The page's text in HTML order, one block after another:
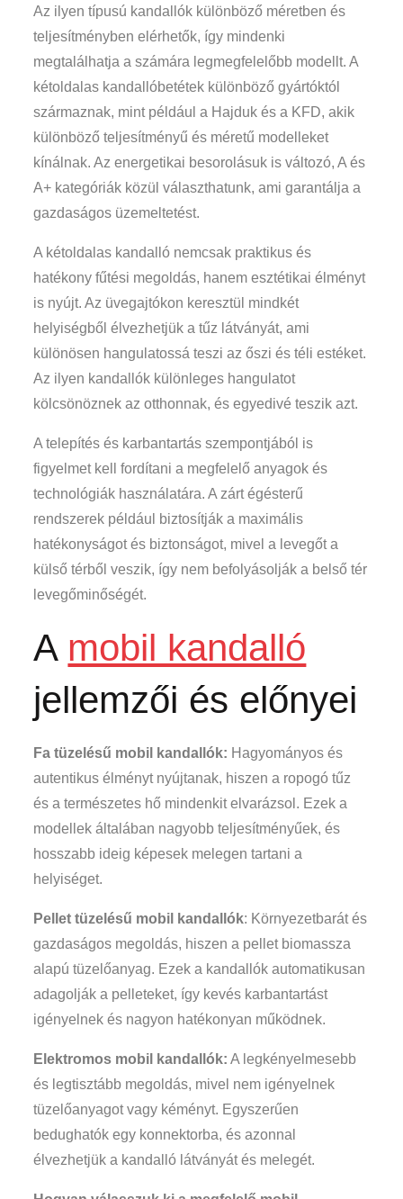
Az ilyen típusú kandallók különböző méretben és
teljesítményben elérhetők, így mindenki
megtalálhatja a számára legmegfelelőbb modellt. A
kétoldalas kandallóbetétek különböző gyártóktól
származnak, mint például a Hajduk és a KFD, akik
különböző teljesítményű és méretű modelleket
kínálnak. Az energetikai besorolásuk is változó, A és
A+ kategóriák közül választhatunk, ami garantálja a
gazdaságos üzemeltetést.
A kétoldalas kandalló nemcsak praktikus és
hatékony fűtési megoldás, hanem esztétikai élményt
is nyújt. Az üvegajtókon keresztül mindkét
helyiségből élvezhetjük a tűz látványát, ami
különösen hangulatossá teszi az őszi és téli estéket.
Az ilyen kandallók különleges hangulatot
kölcsönöznek az otthonnak, és egyedivé teszik azt.
A telepítés és karbantartás szempontjából is
figyelmet kell fordítani a megfelelő anyagok és
technológiák használatára. A zárt égésterű
rendszerek például biztosítják a maximális
hatékonyságot és biztonságot, mivel a levegőt a
külső térből veszik, így nem befolyásolják a belső tér
levegőminőségét.
A mobil kandalló
jellemzői és előnyei
Fa tüzelésű mobil kandallók: Hagyományos és
autentikus élményt nyújtanak, hiszen a ropogó tűz
és a természetes hő mindenkit elvarázsol. Ezek a
modellek általában nagyobb teljesítményűek, és
hosszabb ideig képesek melegen tartani a
helyiséget.
Pellet tüzelésű mobil kandallók: Környezetbarát és
gazdaságos megoldás, hiszen a pellet biomassza
alapú tüzelőanyag. Ezek a kandallók automatikusan
adagolják a pelleteket, így kevés karbantartást
igényelnek és nagyon hatékonyan működnek.
Elektromos mobil kandallók: A legkényelmesebb
és legtisztább megoldás, mivel nem igényelnek
tüzelőanyagot vagy kéményt. Egyszerűen
bedughatók egy konnektorba, és azonnal
élvezhetjük a kandalló látványát és melegét.